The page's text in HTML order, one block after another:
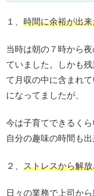
１、 時間に余裕が出
当時は朝の７時から
ていました。しかも
て月収の中に含まれ
になってましたが、
今は子育てできるく
自分の趣味の時間も出
２、 ストレスから解
日々の業務で上司か